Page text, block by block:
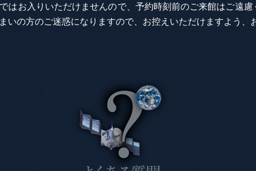
はお入りいただけませんので、予約時刻前のご来館はご遠
いの方のご迷惑になりますので、お控えいただけますよう、